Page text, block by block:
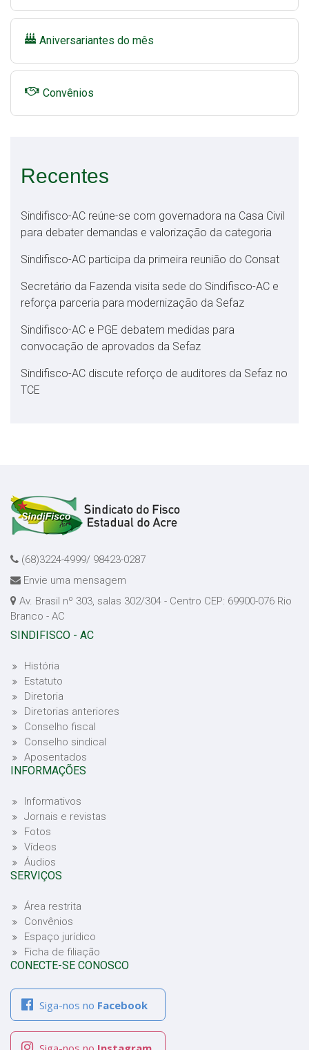
Aniversariantes do mês
Convênios
Recentes
Sindifisco-AC reúne-se com governadora na Casa Civil
para debater demandas e valorização da categoria
Sindifisco-AC participa da primeira reunião do Consat
Secretário da Fazenda visita sede do Sindifisco-AC e
reforça parceria para modernização da Sefaz
Sindifisco-AC e PGE debatem medidas para
convocação de aprovados da Sefaz
Sindifisco-AC discute reforço de auditores da Sefaz no
TCE
(68)3224-4999/ 98423-0287
Envie uma mensagem
Av. Brasil nº 303, salas 302/304 - Centro CEP: 69900-076 Rio
Branco - AC
SINDIFISCO - AC
História
Estatuto
Diretoria
Diretorias anteriores
Conselho fiscal
Conselho sindical
Aposentados
INFORMAÇÕES
Informativos
Jornais e revistas
Fotos
Vídeos
Áudios
SERVIÇOS
Área restrita
Convênios
Espaço jurídico
Ficha de filiação
CONECTE-SE CONOSCO
Siga-nos no Facebook